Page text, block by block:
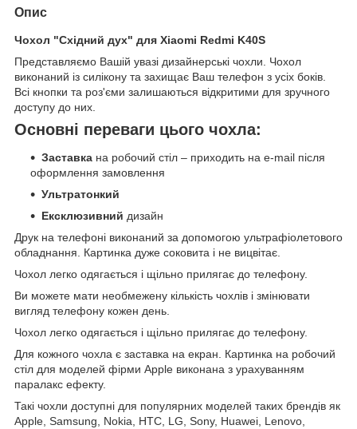
Опис
Чохол "Східний дух" для Xiaomi Redmi K40S
Представляємо Вашій увазі дизайнерські чохли. Чохол
виконаний із силікону та захищає Ваш телефон з усіх боків.
Всі кнопки та роз'єми залишаються відкритими для зручного
доступу до них.
Основні переваги цього чохла:
Заставка на робочий стіл – приходить на e-mail після
оформлення замовлення
Ультратонкий
Ексклюзивний дизайн
Друк на телефоні виконаний за допомогою ультрафіолетового
обладнання. Картинка дуже соковита і не вицвітає.
Чохол легко одягається і щільно прилягає до телефону.
Ви можете мати необмежену кількість чохлів і змінювати
вигляд телефону кожен день.
Чохол легко одягається і щільно прилягає до телефону.
Для кожного чохла є заставка на екран. Картинка на робочий
стіл для моделей фірми Apple виконана з урахуванням
паралакс ефекту.
Такі чохли доступні для популярних моделей таких брендів як
Apple, Samsung, Nokia, HTC, LG, Sony, Huawei, Lenovo,